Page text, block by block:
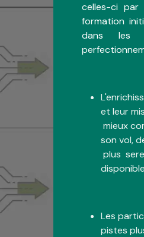
celles-ci par
formation
dans les
et leur
mieux
son vol,
plus
Les
pistes